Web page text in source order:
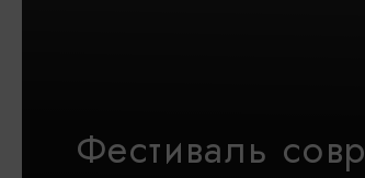
Фестиваль